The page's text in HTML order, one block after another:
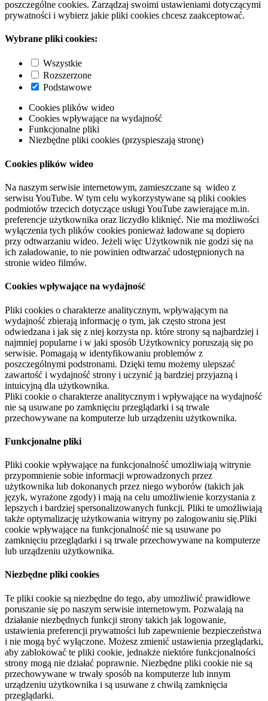
poszczególne cookies. Zarządzaj swoimi ustawieniami dotyczącymi
prywatności i wybierz jakie pliki cookies chcesz zaakceptować.
Wybrane pliki cookies:
Wszystkie
Rozszerzone
Podstawowe
Cookies plików wideo
Cookies wpływające na wydajność
Funkcjonalne pliki
Niezbędne pliki cookies (przyspieszają stronę)
Cookies plików wideo
Na naszym serwisie internetowym, zamieszczane są wideo z
serwisu YouTube. W tym celu wykorzystywane są pliki cookies
podmiotów trzecich dotyczące usługi YouTube zawierające m.in.
preferencje użytkownika oraz liczydło kliknięć. Nie ma możliwości
wyłączenia tych plików cookies ponieważ ładowane są dopiero
przy odtwarzaniu wideo. Jeżeli więc Użytkownik nie godzi się na
ich załadowanie, to nie powinien odtwarzać udostępnionych na
stronie wideo filmów.
Cookies wpływające na wydajność
Pliki cookies o charakterze analitycznym, wpływającym na
wydajność zbierają informację o tym, jak często strona jest
odwiedzana i jak się z niej korzysta np. które strony są najbardziej i
najmniej popularne i w jaki sposób Użytkownicy poruszają się po
serwisie. Pomagają w identyfikowaniu problemów z
poszczególnymi podstronami. Dzięki temu możemy ulepszać
zawartość i wydajność strony i uczynić ją bardziej przyjazną i
intuicyjną dla użytkownika.
Pliki cookie o charakterze analitycznym i wpływające na wydajność
nie są usuwane po zamknięciu przeglądarki i są trwale
przechowywane na komputerze lub urządzeniu użytkownika.
Funkcjonalne pliki
Pliki cookie wpływające na funkcjonalność umożliwiają witrynie
przypomnienie sobie informacji wprowadzonych przez
użytkownika lub dokonanych przez niego wyborów (takich jak
język, wyrażone zgody) i mają na celu umożliwienie korzystania z
lepszych i bardziej spersonalizowanych funkcji. Pliki te umożliwiają
także optymalizację użytkowania witryny po zalogowaniu się.Pliki
cookie wpływające na funkcjonalność nie są usuwane po
zamknięciu przeglądarki i są trwale przechowywane na komputerze
lub urządzeniu użytkownika.
Niezbędne pliki cookies
Te pliki cookie są niezbędne do tego, aby umożliwić prawidłowe
poruszanie się po naszym serwisie internetowym. Pozwalają na
działanie niezbędnych funkcji strony takich jak logowanie,
ustawienia preferencji prywatności lub zapewnienie bezpieczeństwa
i nie mogą być wyłączone. Możesz zmienić ustawienia przeglądarki,
aby zablokować te pliki cookie, jednakże niektóre funkcjonalności
strony mogą nie działać poprawnie. Niezbędne pliki cookie nie są
przechowywane w trwały sposób na komputerze lub innym
urządzeniu użytkownika i są usuwane z chwilą zamknięcia
przeglądarki.